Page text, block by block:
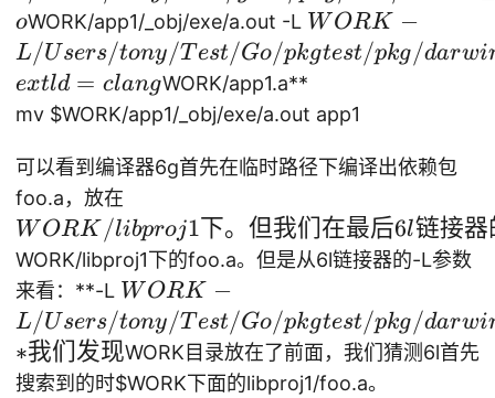
/f
o
o
"
a
n
y
of
:
/
U
n
x
x6
q
4
w
4
w
13
m
01
fs
t/
G
o/
p
kg
te
st
/s
rc
/li
b
pr
oj
1/
e -
D
\_
U
se
rs
/t
on
y/
es
t/
G
k
di
r -
p
-
tr
i
m
th
se
on
y/
es
t/
o/
p
oWORK/app1/_obj/exe/a.out -L W
O
K
-L
/
se
rs
on
y/
T
WORK −
L/Users/tony/T est/Go/pkgtest/pkg/darw
extld = clangWORK/app1.a**
mv $WORK/app1/_obj/exe/a.out app1
可以看到编译器6g首先在临时路径下编译出依赖包
foo.a，放在
O
R
K
/li
b
pr
WORK /libproj1下。但我们在最后6l链接器
WORK/libproj1下的foo.a。但是从6l链接器的-L参数
来看：**-L W
O
R
K
WORK −
L/Users/tony/T est/Go/pkgtest/pkg/darw
∗我们发现WORK目录放在了前面，我们猜测6l首先
搜索到的时$WORK下面的libproj1/foo.a。